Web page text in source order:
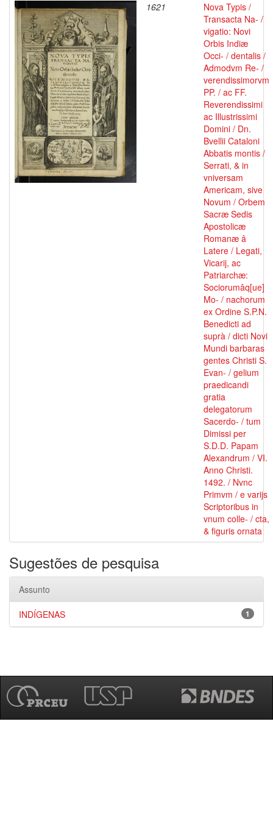
1621
Nova Typis /
Transacta Na- /
vigatio: Novi
Orbis Indiæ
Occi- / dentalis /
Admodvm Re- /
verendissimorvm
PP. / ac FF.
Reverendissimi
ac Illustrissimi
Domini / Dn.
Bvellii Cataloni
Abbatis montis /
Serrati, & in
vniversam
Americam, sive
Novum / Orbem
Sacræ Sedis
Apostolicæ
Romanæ â
Latere / Legati,
Vicarij, ac
Patriarchæ:
Sociorumâq[ue]
Mo- / nachorum
ex Ordine S.P.N.
Benedicti ad
suprà / dicti Novi
Mundi barbaras
gentes Christi S.
Evan- / gelium
praedicandi
gratia
delegatorum
Sacerdo- / tum
Dimissi per
S.D.D. Papam
Alexandrum / VI.
Anno Christi.
1492. / Nvnc
Primvm / e varijs
Scriptoribus in
vnum colle- / cta,
& figuris ornata
Sugestões de pesquisa
Assunto
1
INDÍGENAS